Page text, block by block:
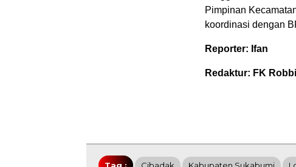
Pimpinan
koordinasi dengan
Reporter: Ifan
Redaktur: FK Robbi